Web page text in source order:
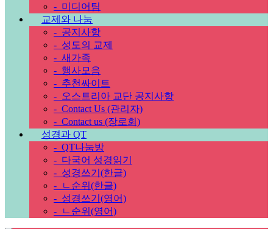
- 미디어팀
교제와 나눔
- 공지사항
- 성도의 교제
- 새가족
- 행사모음
- 추천싸이트
- 오스트리아 교단 공지사항
- Contact Us (관리자)
- Contact us (장로회)
성경과 QT
- QT나눔방
- 다국어 성경읽기
- 성경쓰기(한글)
-
ㄴ순위(한글)
- 성경쓰기(영어)
-
ㄴ순위(영어)